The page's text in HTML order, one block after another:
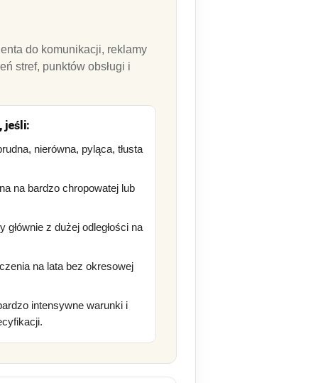
do komunikacji, reklamy
stref, punktów obsługi i
jeśli:
nierówna, pyląca, tłusta
na bardzo chropowatej lub
z dużej odległości na
na lata bez okresowej
intensywne warunki i